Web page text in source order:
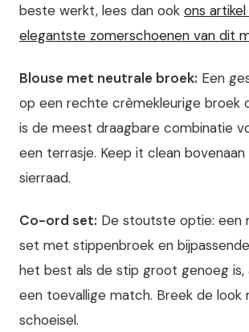
beste werkt, lees dan ook ons
elegantste zomerschoenen van dit
Blouse met neutrale broek: Een
op een rechte crèmekleurige broek
is de meest draagbare combinatie
een terrasje. Keep it clean
sierraad.
Co-ord set: De stoutste optie: een
set met stippenbroek en
het best als de stip groot genoeg is,
een toevallige match. Breek de
schoeisel.